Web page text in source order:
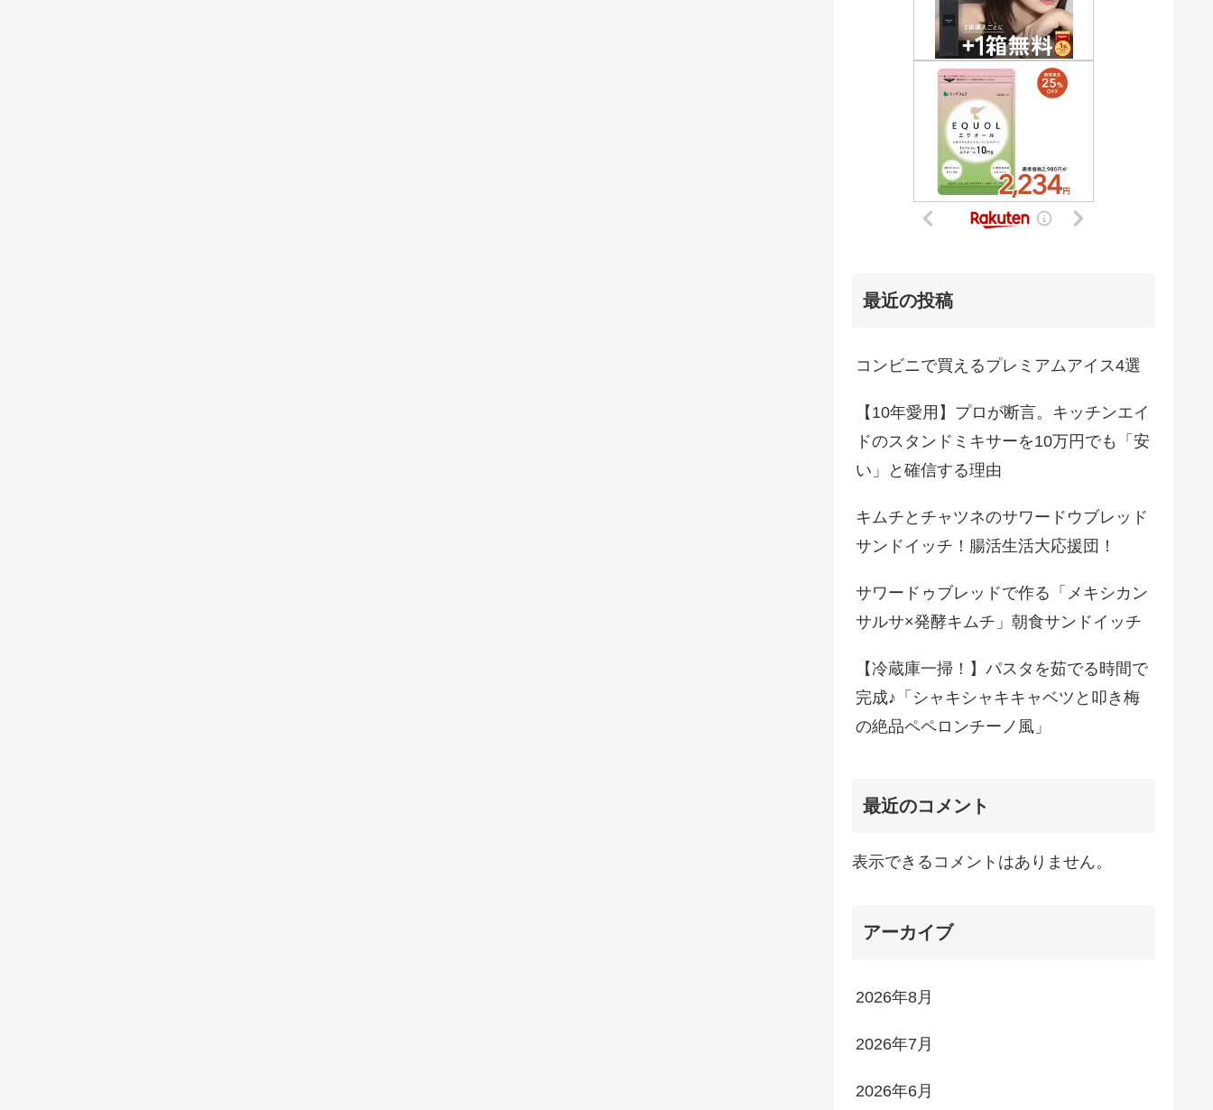
最近の投稿
コンビニで買えるプレミアムアイス4選
【10年愛用】プロが断言。キッチンエイ
ドのスタンドミキサーを10万円でも「安
い」と確信する理由
キムチとチャツネのサワードウブレッド
サンドイッチ！腸活生活大応援団！
サワードゥブレッドで作る「メキシカン
サルサ×発酵キムチ」朝食サンドイッチ
【冷蔵庫一掃！】パスタを茹でる時間で
完成♪「シャキシャキキャベツと叩き梅
の絶品ペペロンチーノ風」
最近のコメント
表示できるコメントはありません。
アーカイブ
2026年8月
2026年7月
2026年6月